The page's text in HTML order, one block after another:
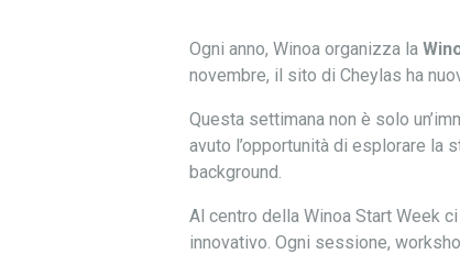
Ogni anno, Winoa organizza la
novembre, il sito di Cheylas ha
Questa settimana non è solo
avuto l’opportunità di esplorare la
background.
Al centro della Winoa Start Week
innovativo. Ogni sessione,